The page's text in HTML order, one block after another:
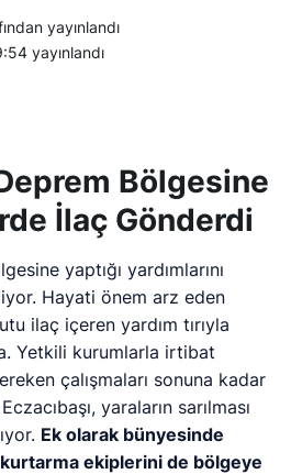
yayınlandı
yayınlandı
Bölgesine
İlaç Gönderdi
yaptığı yardımlarını
Hayati önem arz eden
ilaç içeren yardım tırıyla
Yetkili kurumlarla irtibat
çalışmaları sonuna kadar
yaraların sarılması
Ek olarak bünyesinde
ekiplerini de bölgeye